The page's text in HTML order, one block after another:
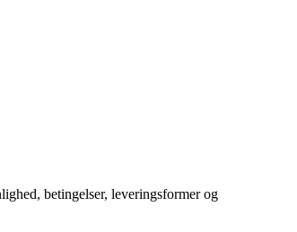
betingelser, leveringsformer og